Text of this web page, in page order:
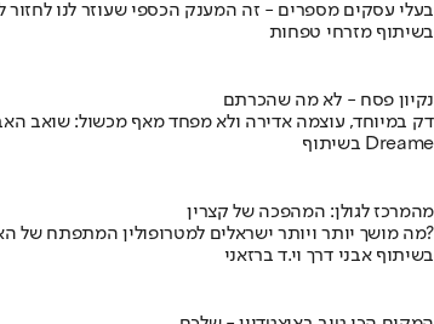
בעלי עסקים מספרים - זה המענק הכספי שעוזר לנו לחזור
בשיתוף מזרחי טפחות
נקיון פסח - לא מה שהכרתם
דק במיוחד, עוצמה אדירה ולא מפחד מאף מכשול: שואב
בשיתוף Dreame
מהמרכז לגולן: המהפכה של קצרין
מה מושך יותר ויותר ישראלים למטרופולין המתפתח של האזור היפה במדינה?
בשיתוף אבני דרך וי.ד ברזאני